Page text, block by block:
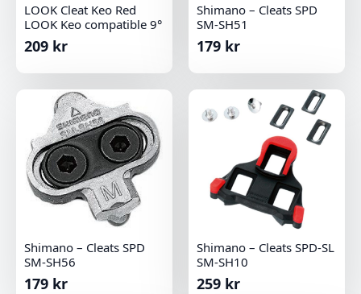
LOOK Cleat Keo Red
LOOK Keo compatible 9°
209 kr
Shimano – Cleats SPD
SM-SH51
179 kr
Shimano – Cleats SPD
SM-SH56
179 kr
Shimano – Cleats SPD-SL
SM-SH10
259 kr